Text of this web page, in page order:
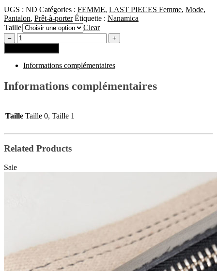
UGS : ND Catégories : FEMME, LAST PIECES Femme, Mode,
Pantalon, Prêt-à-porter Étiquette : Nanamica
Taille
Clear
Informations complémentaires
Informations complémentaires
Taille Taille 0, Taille 1
Related Products
Sale